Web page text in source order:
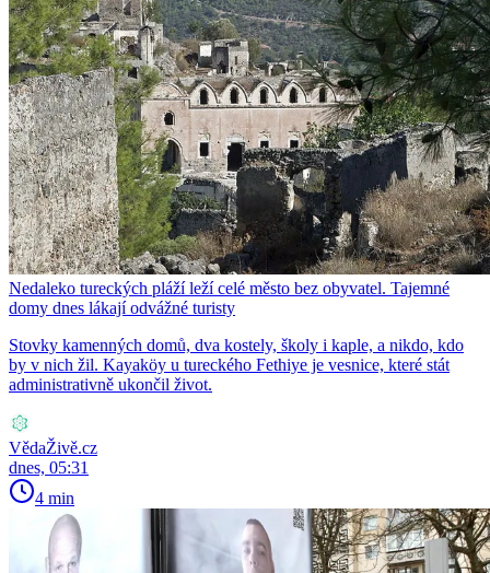
Nedaleko tureckých pláží leží celé město bez obyvatel. Tajemné
domy dnes lákají odvážné turisty
Stovky kamenných domů, dva kostely, školy i kaple, a nikdo, kdo
by v nich žil. Kayaköy u tureckého Fethiye je vesnice, které stát
administrativně ukončil život.
VědaŽivě.cz
dnes, 05:31
4 min